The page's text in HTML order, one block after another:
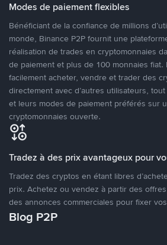
Modes de paiement flexibles
Bénéficiant de la confiance de millions
monde, Binance P2P fournit une
réalisation de trades en cryptomonnaies
de paiement et plus de 100 monnaies
facilement acheter, vendre et trader des
directement avec d’autres utilisateurs,
et leurs modes de paiement préférés sur
cryptomonnaies ouverte.
Tradez à des prix avantageux pour
Tradez des cryptos en étant libres
prix. Achetez ou vendez à partir des
des annonces commerciales pour fixer
Blog P2P